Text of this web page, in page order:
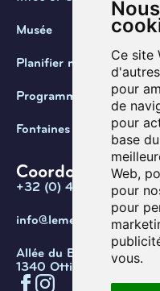
Ce site
pour
de
pour
base
Web,
pour
pour
vous.
Musée
Planifier ma visite
Programmation
Fontaines de Belgique
Coordonnées
+32 (0) 470 / 67.20.55
info@lemef.be
Allée du Bois des Rêves 1,
1340 Ottignies-Louvain-